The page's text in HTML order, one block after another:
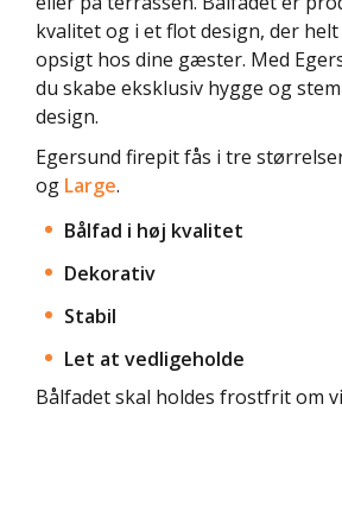
kvalitet og i et flot design, der
opsigt hos dine gæster. Med
du skabe eksklusiv hygge og
design.
Egersund firepit fås i tre
og Large.
Bålfad i høj kvalitet
Dekorativ
Stabil
Let at vedligeholde
Bålfadet skal holdes frostfrit om